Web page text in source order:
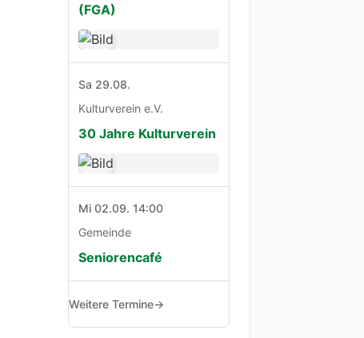
(FGA)
Sa 29.08.
Kulturverein e.V.
30 Jahre Kulturverein
Mi 02.09. 14:00
Gemeinde
Seniorencafé
Weitere Termine→